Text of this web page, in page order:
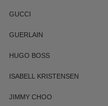
GUCCI
GUERLAIN
HUGO BOSS
ISABELL KRISTENSEN
JIMMY CHOO